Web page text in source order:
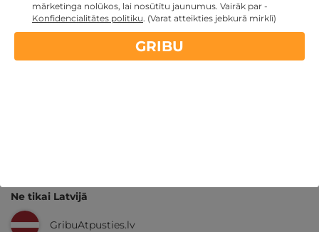
Nekādasapkalpošanas un administrācijasmaksas
14 dienunaudas atmaksas garantija
Ne tikai Latvijā
GribuAtpusties.lv
mārketinga nolūkos, lai nosūtītu jaunumus. Vairāk par -
Konfidencialitātes politiku. (Varat atteikties jebkurā mirklī)
GRIBU